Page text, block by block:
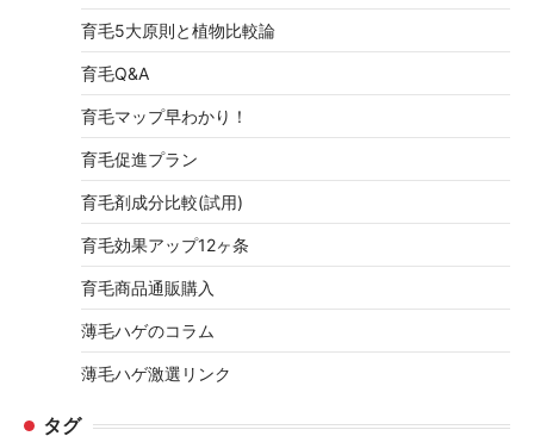
育毛5大原則と植物比較論
育毛Q&A
育毛マップ早わかり！
育毛促進プラン
育毛剤成分比較(試用)
育毛効果アップ12ヶ条
育毛商品通販購入
薄毛ハゲのコラム
薄毛ハゲ激選リンク
タグ